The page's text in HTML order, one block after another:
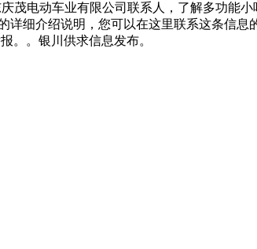
车业有限公司联系人，了解多功能小
细介绍说明，您可以在这里联系这条信
。。银川供求信息发布。